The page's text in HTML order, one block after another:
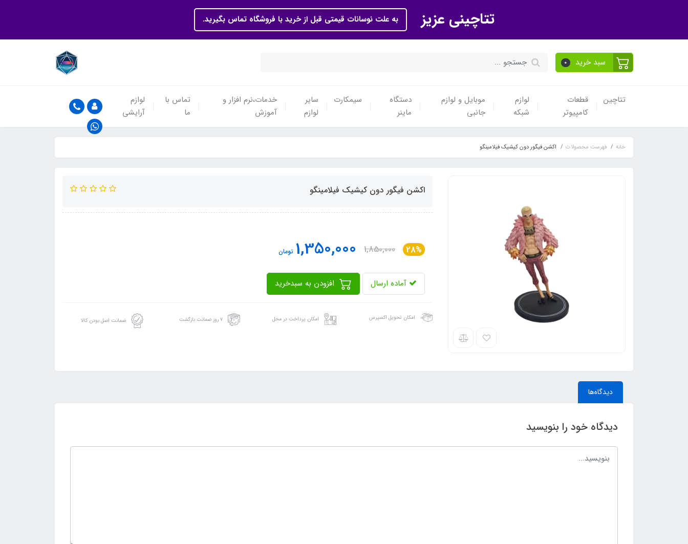
تتاچینی عزیز به علت نوسانات قیمتی قبل از خرید با فروشگاه تماس بگیرید.
سبد خرید 0
تتاچین
قطعات
کامپیوتر
لوازم
شبکه
موبایل و لوازم
جانبی
دستگاه
ماینر
سیمکارت
سایر
لوازم
خدمات،نرم افزار و
آموزش
تماس با
ما
لوازم
آرایشی
خانه فهرست محصولات اکشن فیگور دون کیشیک فیلامینگو
اکشن فیگور دون کیشیک فیلامینگو
28%
1,850,000
1,350,000 تومان
آماده ارسال
امکان تحویل اکسپرس امکان پرداخت در محل ۷ روز ضمانت بازگشت ضمانت اصل بودن کالا
دیدگاه‌ها
دیدگاه خود را بنویسید